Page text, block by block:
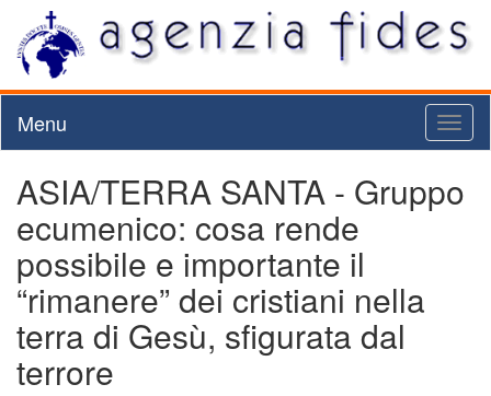
Menu
ASIA/TERRA SANTA - Gruppo
ecumenico: cosa rende
possibile e importante il
“rimanere” dei cristiani nella
terra di Gesù, sfigurata dal
terrore